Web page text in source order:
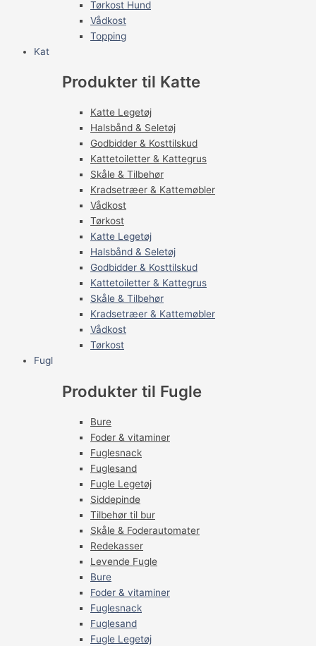
Tørkost Hund
Vådkost
Topping
Kat
Produkter til Katte
Katte Legetøj
Halsbånd & Seletøj
Godbidder & Kosttilskud
Kattetoiletter & Kattegrus
Skåle & Tilbehør
Kradsetræer & Kattemøbler
Vådkost
Tørkost
Katte Legetøj
Halsbånd & Seletøj
Godbidder & Kosttilskud
Kattetoiletter & Kattegrus
Skåle & Tilbehør
Kradsetræer & Kattemøbler
Vådkost
Tørkost
Fugl
Produkter til Fugle
Bure
Foder & vitaminer
Fuglesnack
Fuglesand
Fugle Legetøj
Siddepinde
Tilbehør til bur
Skåle & Foderautomater
Redekasser
Levende Fugle
Bure
Foder & vitaminer
Fuglesnack
Fuglesand
Fugle Legetøj